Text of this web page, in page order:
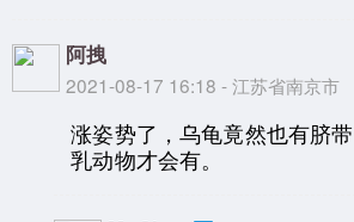
阿拽
2021-08-17 16:18 - 江苏省南京市
涨姿势了，乌龟竟然也有脐
乳动物才会有。